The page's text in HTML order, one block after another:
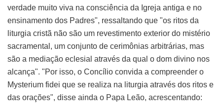
verdade muito viva na consciência da Igreja antiga e no
ensinamento dos Padres", ressaltando que "os ritos da
liturgia cristã não são um revestimento exterior do mistério
sacramental, um conjunto de cerimônias arbitrárias, mas
são a mediação eclesial através da qual o dom divino nos
alcança". "Por isso, o Concílio convida a compreender o
Mysterium fidei que se realiza na liturgia através dos ritos e
das orações", disse ainda o Papa Leão, acrescentando: